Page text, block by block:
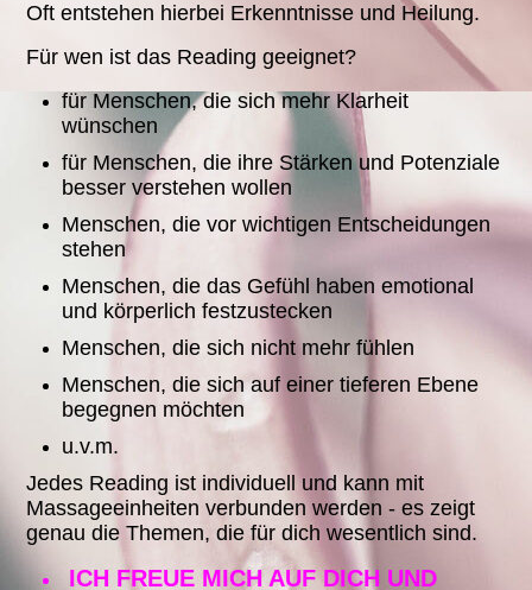
Oft entstehen hierbei Erkenntnisse und Heilung.
Für wen ist das Reading geeignet?
für Menschen, die sich mehr Klarheit
wünschen
für Menschen, die ihre Stärken und Potenziale
besser verstehen wollen
Menschen, die vor wichtigen Entscheidungen
stehen
Menschen, die das Gefühl haben emotional
und körperlich festzustecken
Menschen, die sich nicht mehr fühlen
Menschen, die sich auf einer tieferen Ebene
begegnen möchten
u.v.m.
Jedes Reading ist individuell und kann mit
Massageeinheiten verbunden werden - es zeigt
genau die Themen, die für dich wesentlich sind.
ICH FREUE MICH AUF DICH UND